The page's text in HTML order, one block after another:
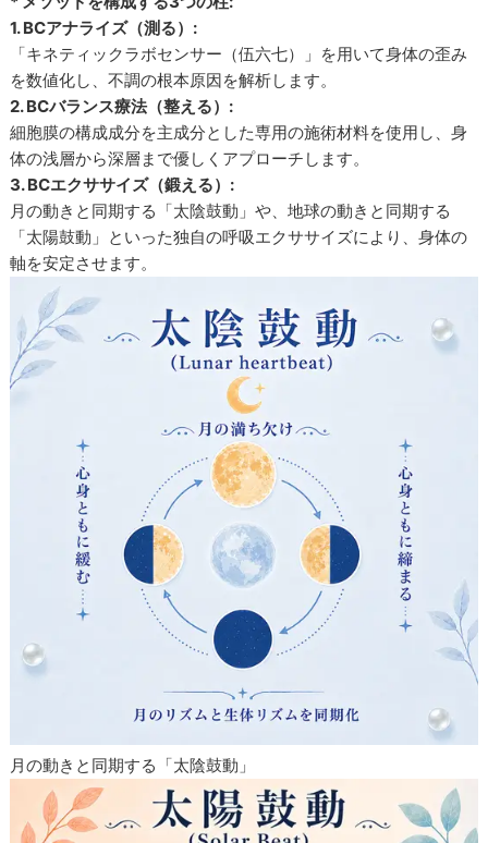
1. BCアナライズ（測る）:
「キネティックラボセンサー（伍六七）」を用いて身体の歪み
を数値化し、不調の根本原因を解析します。
2. BCバランス療法（整える）:
細胞膜の構成成分を主成分とした専用の施術材料を使用し、身
体の浅層から深層まで優しくアプローチします。
3. BCエクササイズ（鍛える）:
月の動きと同期する「太陰鼓動」や、地球の動きと同期する
「太陽鼓動」といった独自の呼吸エクササイズにより、身体の
軸を安定させます。
月の動きと同期する「太陰鼓動」